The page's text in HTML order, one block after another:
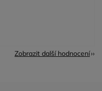
Zobrazit další hodnocení